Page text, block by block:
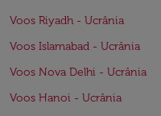
Voos Riyadh - Ucrânia
Voos Islamabad - Ucrânia
Voos Nova Delhi - Ucrânia
Voos Hanoi - Ucrânia